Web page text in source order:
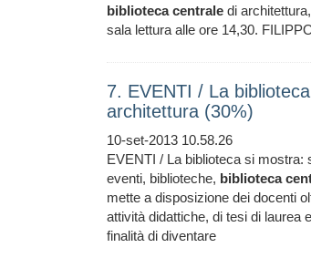
biblioteca centrale di
sala lettura alle ore 14,30.
7. EVENTI / La
architettura (30%)
10-set-2013 10.58.26
EVENTI / La biblioteca si mostra:
eventi, biblioteche, biblioteca
mette a disposizione dei docenti
attività didattiche, di tesi di laurea
finalità di diventare